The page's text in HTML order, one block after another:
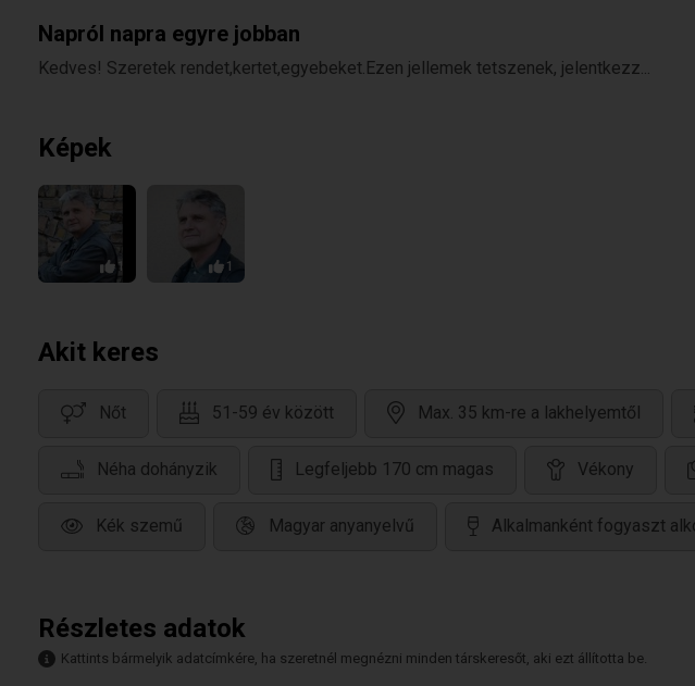
Napról napra egyre jobban
Kedves! Szeretek rendet,kertet,egyebeket.Ezen jellemek tetszenek, jelentkezz...
Képek
1 1
Akit keres
Nőt 51-59 év között Max. 35 km-re a lakhelyemtől
Néha dohányzik Legfeljebb 170 cm magas Vékony
Kék szemű Magyar anyanyelvű Alkalmanként fogyaszt
Részletes adatok
Kattints bármelyik adatcímkére, ha szeretnél megnézni minden társkeresőt, aki ezt állította be.